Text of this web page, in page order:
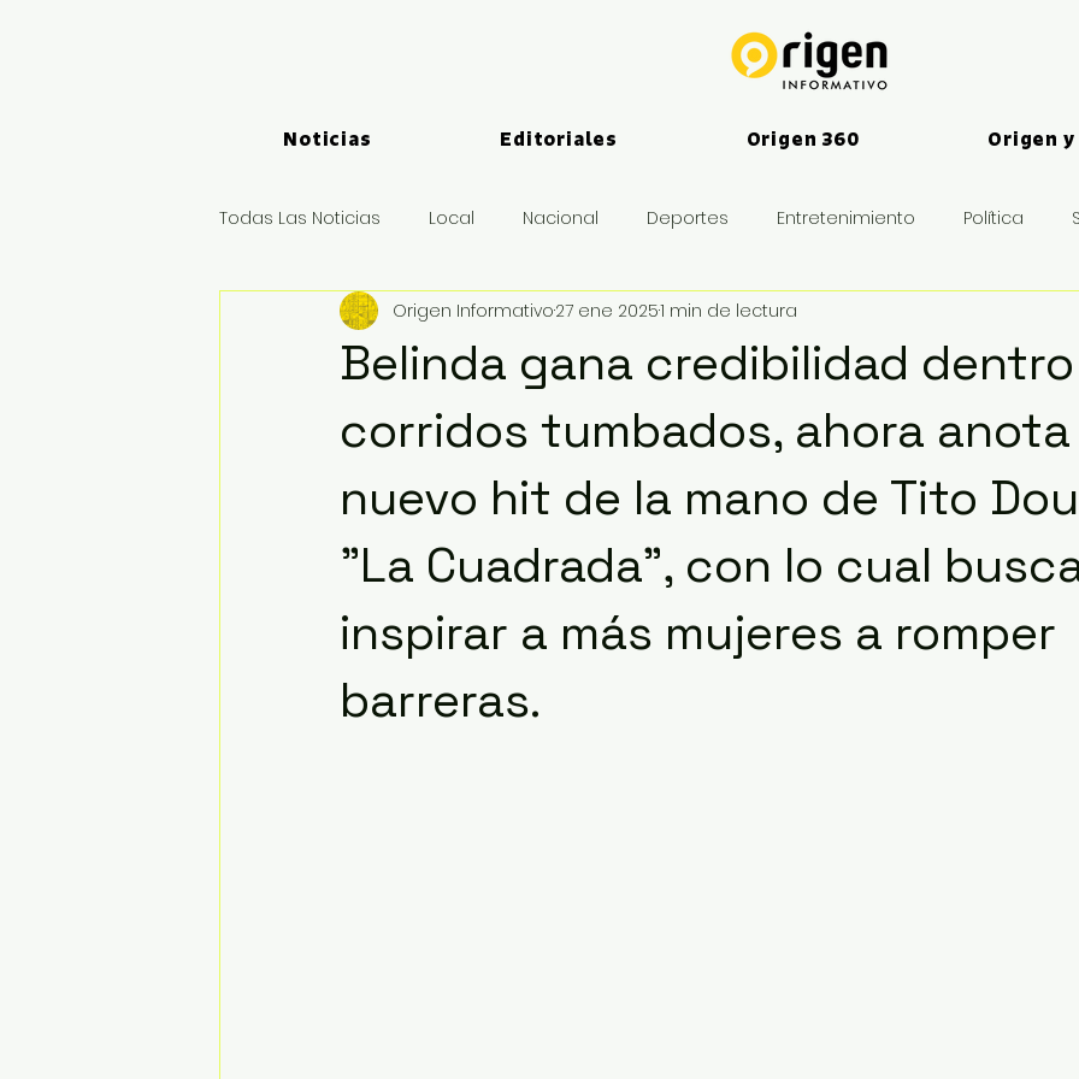
Noticias Editoriales Origen 360 Origen
Todas Las Noticias Local Nacional Deportes Entretenimiento Política
Logística y Puertos Deportes
Belinda gana credibilidad
corridos tumbados, ahora
nuevo hit de la mano de Tito
"La Cuadrada", con lo cual
inspirar a más mujeres a romper
barreras.
Origen Informativo27 ene 20251 min de lectura